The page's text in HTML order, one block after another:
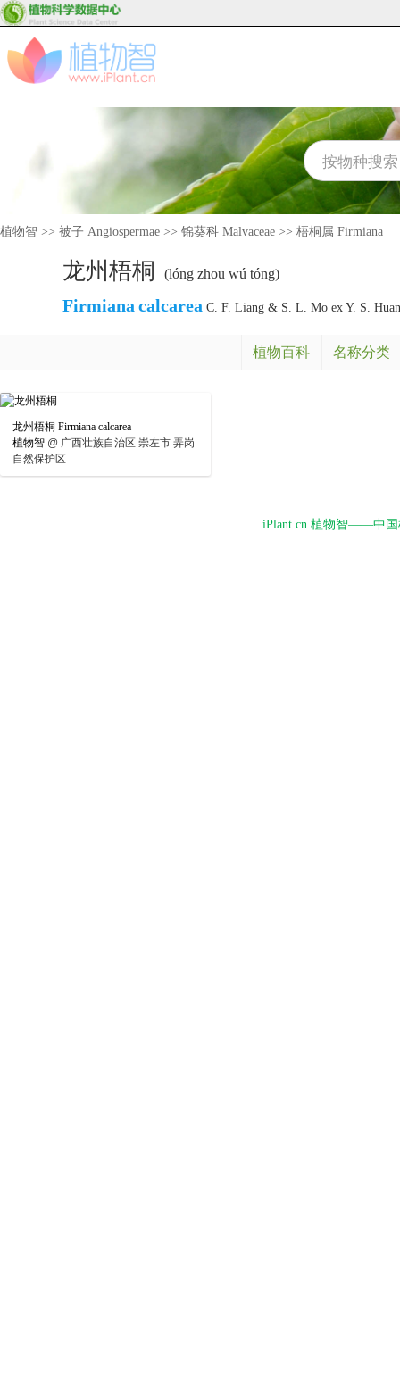
植物智 >> 被子 Angiospermae >> 锦葵科 Malvaceae >> 梧桐属 Firmiana
龙州梧桐 (lóng zhōu wú tóng)
Firmiana calcarea C. F. Liang & S. L. Mo ex Y. S.
植物百科 名称分类
龙州梧桐 Firmiana calcarea
植物智 @ 广西壮族自治区 崇左市 弄岗
自然保护区
iPlant.cn 植物智——中国